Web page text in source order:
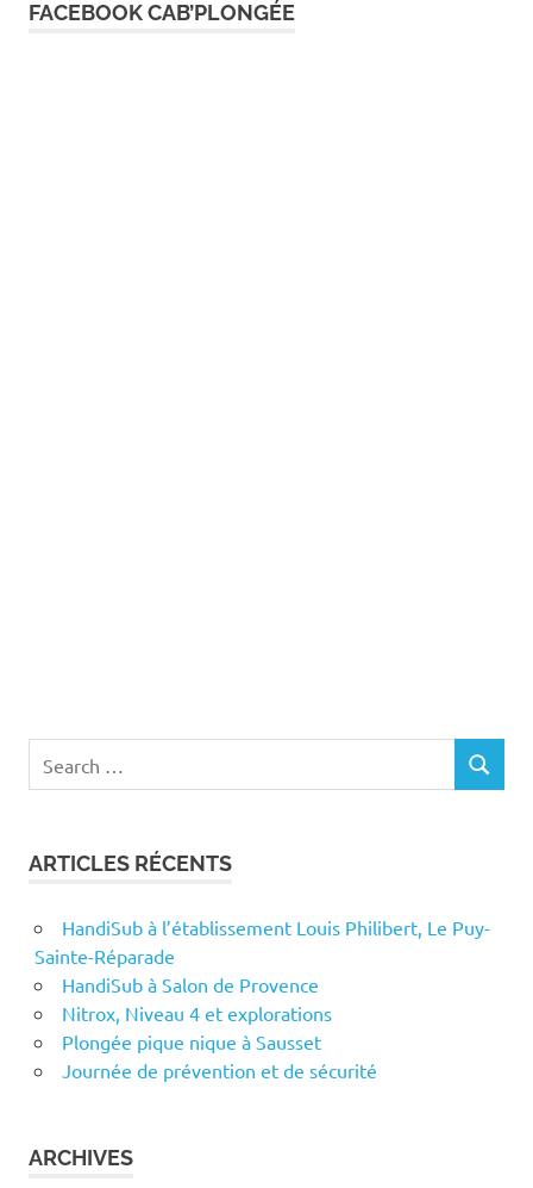
FACEBOOK CAB’PLONGÉE
for:
SEARCH
ARTICLES RÉCENTS
HandiSub à l’établissement Louis Philibert, Le Puy-
Sainte-Réparade
HandiSub à Salon de Provence
Nitrox, Niveau 4 et explorations
Plongée pique nique à Sausset
Journée de prévention et de sécurité
ARCHIVES